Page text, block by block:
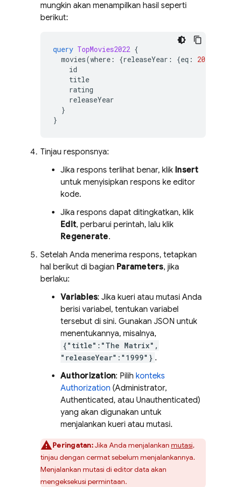
mungkin akan menampilkan hasil seperti
berikut:
query TopMovies2022 {
movies(where : {releaseYear : {eq : 2022
id
title
rating
releaseYear
}
}
Tinjau responsnya:
Jika respons terlihat benar, klik Insert
untuk menyisipkan respons ke editor
kode.
Jika respons dapat ditingkatkan, klik
Edit, perbarui perintah, lalu klik
Regenerate.
Setelah Anda menerima respons, tetapkan
hal berikut di bagian Parameters, jika
berlaku:
Variables: Jika kueri atau mutasi Anda
berisi variabel, tentukan variabel
tersebut di sini. Gunakan JSON untuk
menentukannya, misalnya,
{"title":"The Matrix",
"releaseYear":"1999"} .
Authorization: Pilihkonteks
Authorization (Administrator,
Authenticated, atau Unauthenticated)
yang akan digunakan untuk
menjalankan kueri atau mutasi.
Peringatan:Jika Anda menjalankan mutasi,
tinjau dengan cermat sebelum menjalankannya.
Menjalankan mutasi di editor data akan
mengeksekusi permintaan.